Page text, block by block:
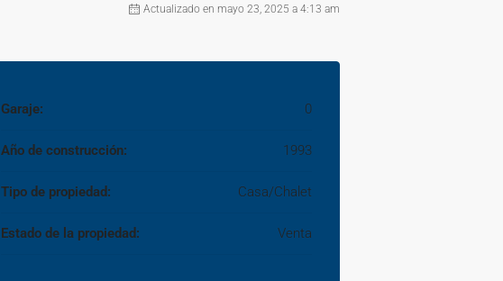
Actualizado en mayo 23, 2025 a 4:13 am
Garaje: 0
Año de construcción: 1993
Tipo de propiedad: Casa/Chalet
Estado de la propiedad: Venta